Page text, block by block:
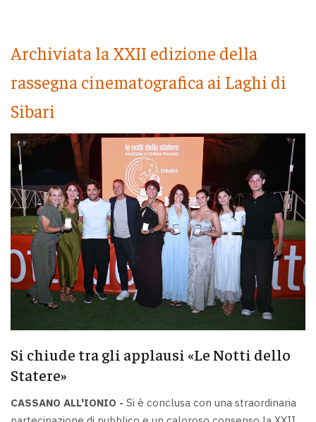
Archiviata la XXII edizione della
rassegna cinematografica ai Laghi di
Sibari
Si chiude tra gli applausi «Le Notti dello
Statere»
CASSANO ALL'IONIO - Si è conclusa con una straordinaria